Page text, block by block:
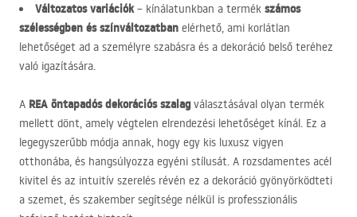
Változatos variációk– kínálatunkban a termék számos
szélességben és színváltozatban elérhető, ami korlátlan
lehetőséget ad a személyre szabásra és a dekoráció belső teréhez
való igazítására.
A REA öntapadós dekorációs szalagválasztásával olyan termék
mellett dönt, amely végtelen elrendezési lehetőséget kínál. Ez a
legegyszerűbb módja annak, hogy egy kis luxusz vigyen
otthonába, és hangsúlyozza egyéni stílusát. A rozsdamentes acél
kivitel és az intuitív szerelés révén ez a dekoráció gyönyörködteti
a szemet, és szakember segítsége nélkül is professzionális